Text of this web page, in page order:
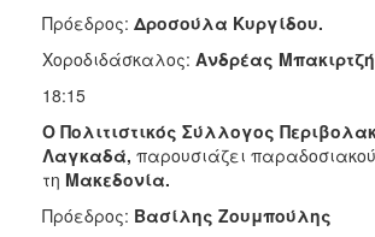
Πρόεδρος: Δροσούλα Κυργίδου.
Χοροδιδάσκαλος: Ανδρέας
18:15
Ο Πολιτιστικός Σύλλογος
Λαγκαδά, παρουσιάζει
τη Μακεδονία.
Πρόεδρος: Βασίλης Ζουμπούλης